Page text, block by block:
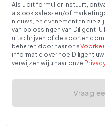
Als u dit formulier instuurt,
als ook sales- en/of
nieuws, en evenementen die
van oplossingen van Diligent.
uitschrijven of de soorten
beheren door naar ons
informatie over hoe Diligent
verwijzen wij u naar onze
Vraag